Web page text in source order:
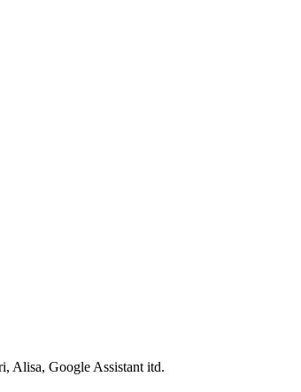
Alisa, Google Assistant itd.